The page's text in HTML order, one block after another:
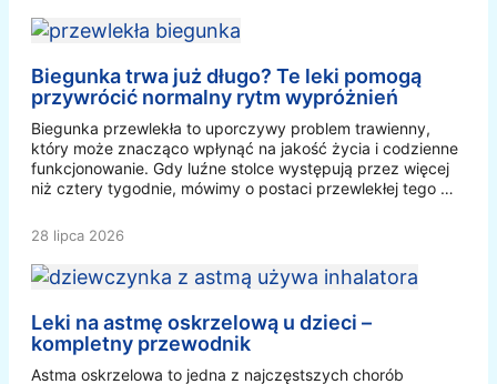
Biegunka trwa już długo? Te leki pomogą
przywrócić normalny rytm wypróżnień
Biegunka przewlekła to uporczywy problem trawienny,
który może znacząco wpłynąć na jakość życia i codzienne
funkcjonowanie. Gdy luźne stolce występują przez więcej
niż cztery tygodnie, mówimy o postaci przewlekłej tego …
28 lipca 2026
Leki na astmę oskrzelową u dzieci –
kompletny przewodnik
Astma oskrzelowa to jedna z najczęstszych chorób